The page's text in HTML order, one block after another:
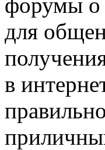
для
в